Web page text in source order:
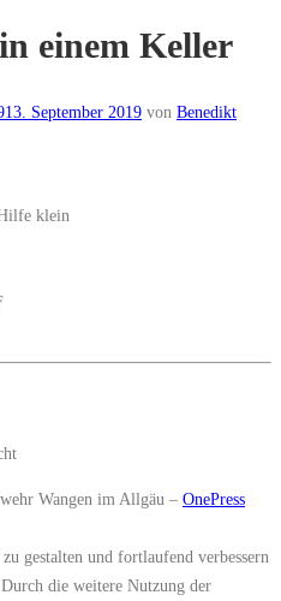
einem Keller
13. September 2019 von Benedikt
klein
Wangen im Allgäu – OnePress
gestalten und fortlaufend verbessern
die weitere Nutzung der